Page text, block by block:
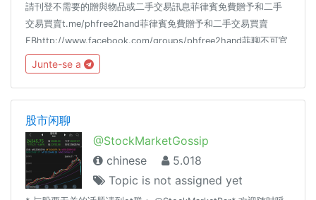
請刊登不需要的贈與物品或二手交易訊息菲律賓免費贈予和二手
交易買賣t.me/phfree2hand菲律賓免費贈予和二手交易買賣
FBhttp://www.facebook.com/groups/phfree2hand菲聊不可官
網http://www.feitalks.com菲聊不可新聞頻道
https://t.me/feitalkchannel也歡迎加入以下的閒聊群菲聊不可
https://t.me/feitalk所有群組連結https://reurl.cc/yZrLVO
Junte-se a
股市闲聊
@StockMarketGossip
chinese
5.018
Topic is not assigned yet